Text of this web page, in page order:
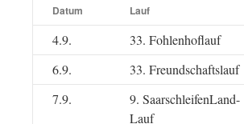
Datum Lauf
4.9. 33. Fohlenhoflauf
6.9.
33. Freundschaftslauf
7.9.
9. SaarschleifenLand-
Lauf